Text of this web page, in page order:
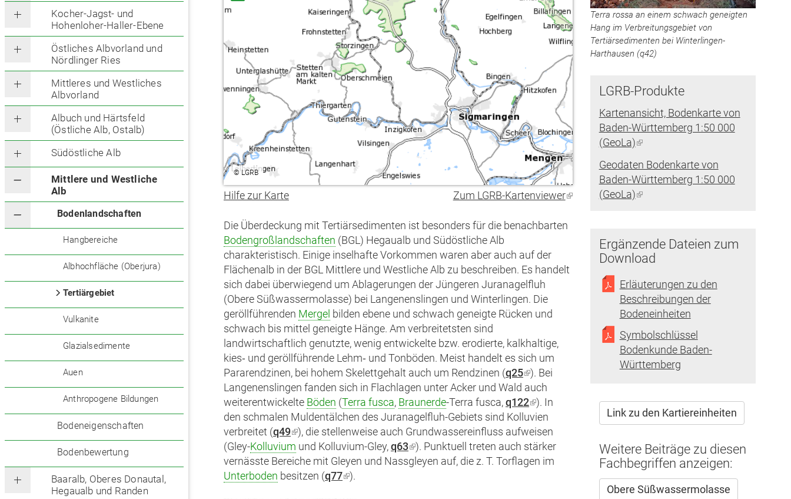
Kocher-Jagst- und
Hohenloher-Haller-Ebene
Östliches Albvorland und
Nördlinger Ries
Mittleres und Westliches
Albvorland
Albuch und Härtsfeld
(Östliche Alb, Ostalb)
Südöstliche Alb
Mittlere und Westliche
Alb
Bodenlandschaften
Hangbereiche
Albhochfläche (Oberjura)
Tertiärgebiet
Vulkanite
Glazialsedimente
Auen
Anthropogene Bildungen
Bodeneigenschaften
Bodenbewertung
Baaralb, Oberes Donautal,
Hegaualb und Randen
©LGRB
Hilfe zur Karte Zum LGRB-Kartenviewer(Link
extern)
Die Überdeckung mit Tertiärsedimenten ist besonders für die benachbarten
Bodengroßlandschaften (BGL) Hegaualb und Südöstliche Alb
charakteristisch. Einige inselhafte Vorkommen waren aber auch auf der
Flächenalb in der BGL Mittlere und Westliche Alb zu beschreiben. Es handelt
sich dabei überwiegend um Ablagerungen der Jüngeren Juranagelfluh
(Obere Süßwassermolasse) bei Langenenslingen und Winterlingen. Die
geröllführenden Mergel bilden ebene und schwach geneigte Rücken und
schwach bis mittel geneigte Hänge. Am verbreitetsten sind
landwirtschaftlich genutzte, wenig entwickelte bzw. erodierte, kalkhaltige,
kies‑ und geröllführende Lehm‑ und Tonböden. Meist handelt es sich um
Pararendzinen, bei hohem Skelettgehalt auch um Rendzinen (q25(Link
ist
extern)
). Bei
Langenenslingen fanden sich in Flachlagen unter Acker und Wald auch
weiterentwickelte Böden (Terra fusca, Braunerde-Terra fusca, q122(Link
ist
extern)
). In
den schmalen Muldentälchen des Juranagelfluh-Gebiets sind Kolluvien
verbreitet (q49(Link
ist
extern)
), die stellenweise auch Grundwassereinfluss aufweisen
(Gley-Kolluvium und Kolluvium-Gley, q63(Link
ist
). Punktuell treten auch stärker
vernässte Bereiche mit Gleyen und Nassgleyen auf, die z. T. Torflagen im
Unterboden besitzen (q77(Link
).
Terra rossa an einem schwach geneigten
Hang im Verbreitungsgebiet von
Tertiärsedimenten bei Winterlingen-
Harthausen (q42)
LGRB-Produkte
Kartenansicht, Bodenkarte von
Baden-Württemberg 1:50 000
(GeoLa)(Link
extern)
Geodaten Bodenkarte von
Baden-Württemberg 1:50 000
(GeoLa)(Link
Ergänzende Dateien zum
Download
Erläuterungen zu den
Beschreibungen der
Bodeneinheiten
Symbolschlüssel
Bodenkunde Baden-
Württemberg
Link zu den Kartiereinheiten
Weitere Beiträge zu diesen
Fachbegriffen anzeigen:
Obere Süßwassermolasse